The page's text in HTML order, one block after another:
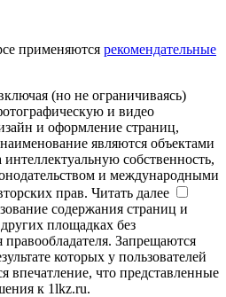
применяются рекомендательные
(но не ограничиваясь)
и видео
и оформление страниц,
являются объектами
собственность,
и международными
прав. Читать далее
содержания страниц и
площадках без
правообладателя. Запрещаются
которых у пользователей
впечатление, что представленные
к 1lkz.ru.